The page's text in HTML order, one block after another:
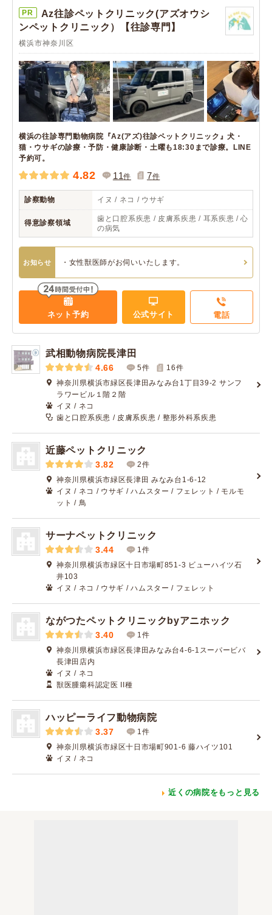
PR
Az往診ペットクリニック(アズオウシ
ンペットクリニック）【往診専門】
横浜市神奈川区
横浜の往診専門動物病院『Az(アズ)往診ペットクリニック』犬・
猫・ウサギの診療・予防・健康診断・土曜も18:30まで診療。LINE
予約可。
4.82 11件 7件
診察動物 イヌ / ネコ / ウサギ
得意診察領域
歯と口腔系疾患 / 皮膚系疾患 / 耳系疾患 / 心
の病気
お知らせ ・女性獣医師がお伺いいたします。
ネット予約 公式サイト 電話
武相動物病院長津田
4.66 5件 16件
神奈川県横浜市緑区長津田みなみ台1丁目39-2 サンフ
ラワービル１階２階
イヌ / ネコ
歯と口腔系疾患 / 皮膚系疾患 / 整形外科系疾患
近藤ペットクリニック
3.82
2件
神奈川県横浜市緑区長津田 みなみ台1-6-12
イヌ / ネコ / ウサギ / ハムスター / フェレット / モルモ
ット / 鳥
サーナペットクリニック
3.44
1件
神奈川県横浜市緑区十日市場町851-3 ビューハイツ石
井103
イヌ / ネコ / ウサギ / ハムスター / フェレット
ながつたペットクリニックbyアニホック
3.40
1件
神奈川県横浜市緑区長津田みなみ台4-6-1スーパービバ
長津田店内
イヌ / ネコ
獣医腫瘍科認定医 II種
ハッピーライフ動物病院
3.37
1件
神奈川県横浜市緑区十日市場町901-6 藤ハイツ101
イヌ / ネコ
近くの病院をもっと見る